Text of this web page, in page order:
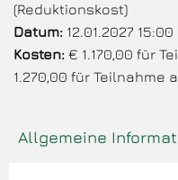
(Reduktionskost)
Datum: 12.01.2027
Kosten: € 1.170,00 für
1.270,00 für Teilnahme
Allgemeine